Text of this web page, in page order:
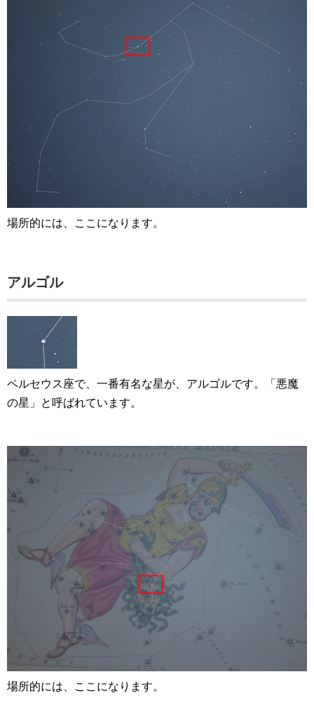
場所的には、ここになります。
アルゴル
ペルセウス座で、一番有名な星が、アルゴルです。「悪魔
の星」と呼ばれています。
場所的には、ここになります。